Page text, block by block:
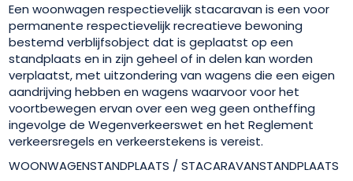
Een woonwagen respectievelijk stacaravan is een voor
permanente respectievelijk recreatieve bewoning
bestemd verblijfsobject dat is geplaatst op een
standplaats en in zijn geheel of in delen kan worden
verplaatst, met uitzondering van wagens die een eigen
aandrijving hebben en wagens waarvoor voor het
voortbewegen ervan over een weg geen ontheffing
ingevolge de Wegenverkeerswet en het Reglement
verkeersregels en verkeerstekens is vereist.
WOONWAGENSTANDPLAATS / STACARAVANSTANDPLAATS